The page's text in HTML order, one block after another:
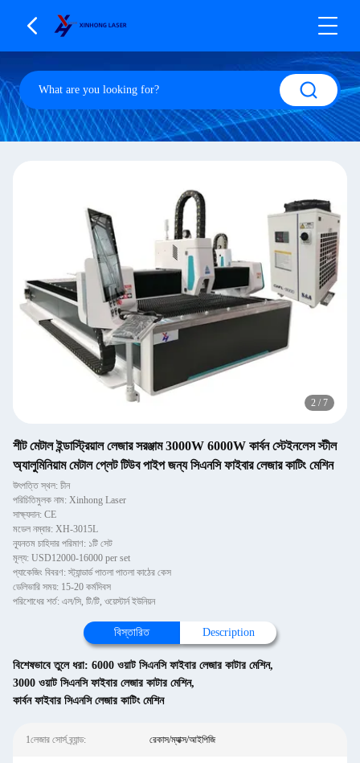
2 / 7
শীট মেটাল ইন্ডাস্ট্রিয়াল লেজার সরঞ্জাম 3000W 6000W কার্বন স্টেইনলেস স্টীল
অ্যালুমিনিয়াম মেটাল প্লেট টিউব পাইপ জন্য সিএনসি ফাইবার লেজার কাটিং মেশিন
উৎপত্তি স্থল: চীন
পরিচিতিমুলক নাম: Xinhong Laser
সাক্ষ্যদান: CE
মডেল নম্বার: XH-3015L
ন্যূনতম চাহিদার পরিমাণ: ১টি সেট
মূল্য: USD12000-16000 per set
প্যাকেজিং বিবরণ: স্ট্যান্ডার্ড পাতলা পাতলা কাঠের কেস
ডেলিভারি সময়: 15-20 কর্মদিবস
পরিশোধের শর্ত: এল/সি, টি/টি, ওয়েস্টার্ন ইউনিয়ন
বিস্তারিত Description
বিশেষভাবে তুলে ধরা: 6000 ওয়াট সিএনসি ফাইবার লেজার কাটার মেশিন,
3000 ওয়াট সিএনসি ফাইবার লেজার কাটার মেশিন,
কার্বন ফাইবার সিএনসি লেজার কাটিং মেশিন
1লেজার সোর্স ব্র্যান্ড: রেকাস/ম্যাক্স/আইপিজি